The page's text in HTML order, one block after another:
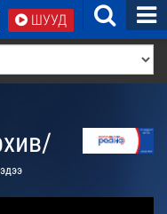
ШУУД